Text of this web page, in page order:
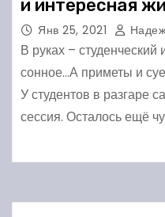
и интересная
Янв 25, 2021
В руках – студенческий
сонное…А приметы и
У студентов в разгаре
сессия. Осталось ещё